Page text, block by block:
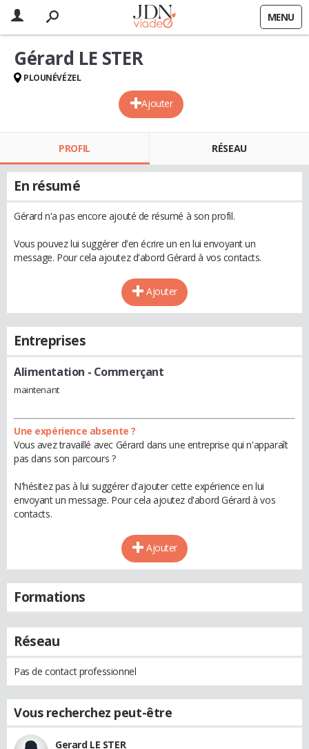
MENU
Ajouter
Gérard LE STER
PLOUNÉVÉZEL
PROFIL RÉSEAU
En résumé
Gérard n'a pas encore ajouté de résumé à son profil.
Vous pouvez lui suggérer d'en écrire un en lui envoyant un
message. Pour cela ajoutez d'abord Gérard à vos contacts.
Ajouter
Entreprises
Alimentation - Commerçant
maintenant
Une expérience absente ?
Vous avez travaillé avec Gérard dans une entreprise qui n'apparaît
pas dans son parcours ?
N'hésitez pas à lui suggérer d'ajouter cette expérience en lui
envoyant un message. Pour cela ajoutez d'abord Gérard à vos
contacts.
Ajouter
Formations
Réseau
Pas de contact professionnel
Vous recherchez peut-être
Gerard LE STER